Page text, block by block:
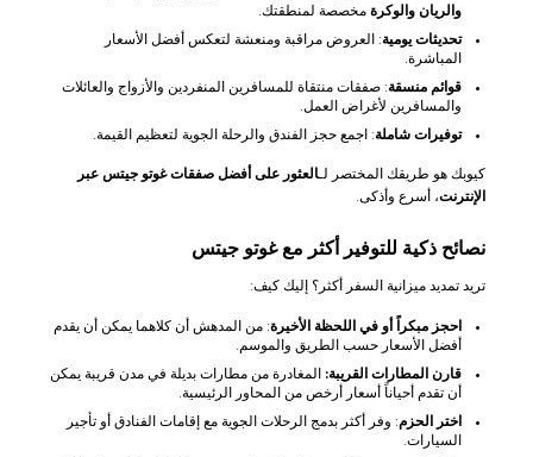
والريان والوكرة مخصصة لمنطقتك.
تحديثات يومية: العروض مراقبة ومنعشة لتعكس أفضل الأسعار
المباشرة.
قوائم منسقة: صفقات منتقاة للمسافرين المنفردين والأزواج والعائلات
والمسافرين لأغراض العمل.
توفيرات شاملة: اجمع حجز الفندق والرحلة الجوية لتعظيم القيمة.
كيوبك هو طريقك المختصر لـالعثور على أفضل صفقات غوتو جيتس عبر
الإنترنت، أسرع وأذكى.
نصائح ذكية للتوفير أكثر مع غوتو جيتس
تريد تمديد ميزانية السفر أكثر؟ إليك كيف:
احجز مبكراً أو في اللحظة الأخيرة: من المدهش أن كلاهما يمكن أن يقدم
أفضل الأسعار حسب الطريق والموسم.
قارن المطارات القريبة: المغادرة من مطارات بديلة في مدن قريبة يمكن
أن تقدم أحياناً أسعار أرخص من المحاور الرئيسية.
اختر الحزم: وفر أكثر بدمج الرحلات الجوية مع إقامات الفنادق أو تأجير
السيارات.